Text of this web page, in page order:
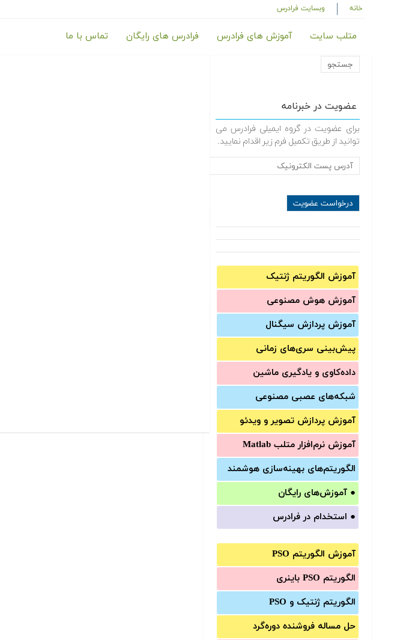
خانه وبسایت فرادرس
متلب سایت آموزش های فرادرس فرادرس های رایگان تماس با ما
عضویت در خبرنامه
برای عضویت در گروه ایمیلی فرادرس می
توانید از طریق تکمیل فرم زیر اقدام نمایید.
آموزش الگوریتم ژنتیک
آموزش‌ هوش مصنوعی
آموزش‌ پردازش سیگنال
پیش‌‌بینی سری‌‌های زمانی
داده‌کاوی و یادگیری ماشین
شبکه‌های عصبی مصنوعی
آموزش‌ پردازش تصویر و ویدئو
آموزش‌ نرم‌افزار متلب Matlab
الگوریتم‌های بهینه‌سازی هوشمند
● آموزش‌های رایگان
● استخدام در فرادرس
آموزش الگوریتم PSO
الگوریتم PSO باینری
الگوریتم ژنتیک و PSO
حل مساله فروشنده دوره‌گرد